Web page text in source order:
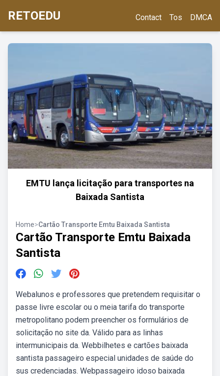
RETOEDU Contact Tos DMCA
EMTU lança licitação para transportes na
Baixada Santista
Home>Cartão Transporte Emtu Baixada Santista
Cartão Transporte Emtu Baixada
Santista
Webalunos e professores que pretendem requisitar o
passe livre escolar ou o meia tarifa do transporte
metropolitano podem preencher os formulários de
solicitação no site da. Válido para as linhas
intermunicipais da. Webbilhetes e cartões baixada
santista passageiro especial unidades de saúde do
sus credenciadas. Webpassageiro idoso baixada